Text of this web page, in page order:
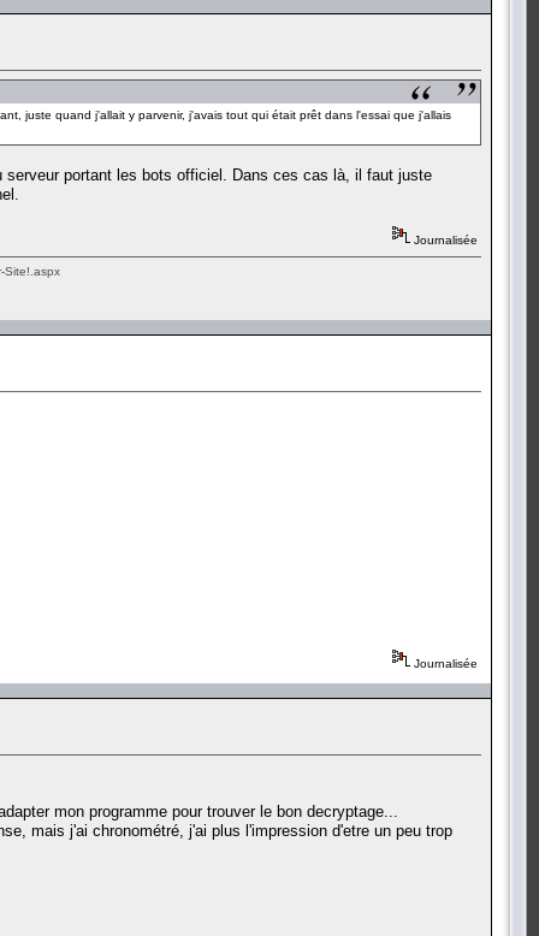
juste quand j'allait y parvenir, j'avais tout qui était prêt dans l'essai que j'allais
serveur portant les bots officiel. Dans ces cas là, il faut juste
Journalisée
Site!.aspx
Journalisée
mon programme pour trouver le bon decryptage...
mais j'ai chronométré, j'ai plus l'impression d'etre un peu trop